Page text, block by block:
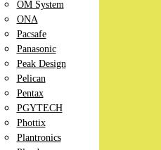
OM System
ONA
Pacsafe
Panasonic
Peak Design
Pelican
Pentax
PGYTECH
Phottix
Plantronics